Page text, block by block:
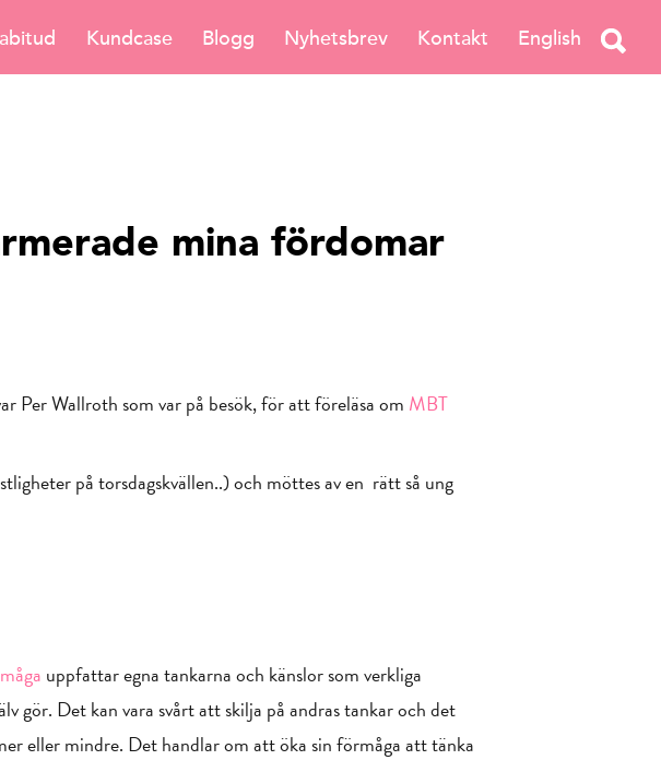
Kundcase Blogg Nyhetsbrev Kontakt English
mina fördomar
Per Wallroth som var på besök, för att föreläsa om MBT
på torsdagskvällen..) och möttes av en rätt så ung
uppfattar egna tankarna och känslor som verkliga
gör. Det kan vara svårt att skilja på andras tankar och det
eller mindre. Det handlar om att öka sin förmåga att tänka